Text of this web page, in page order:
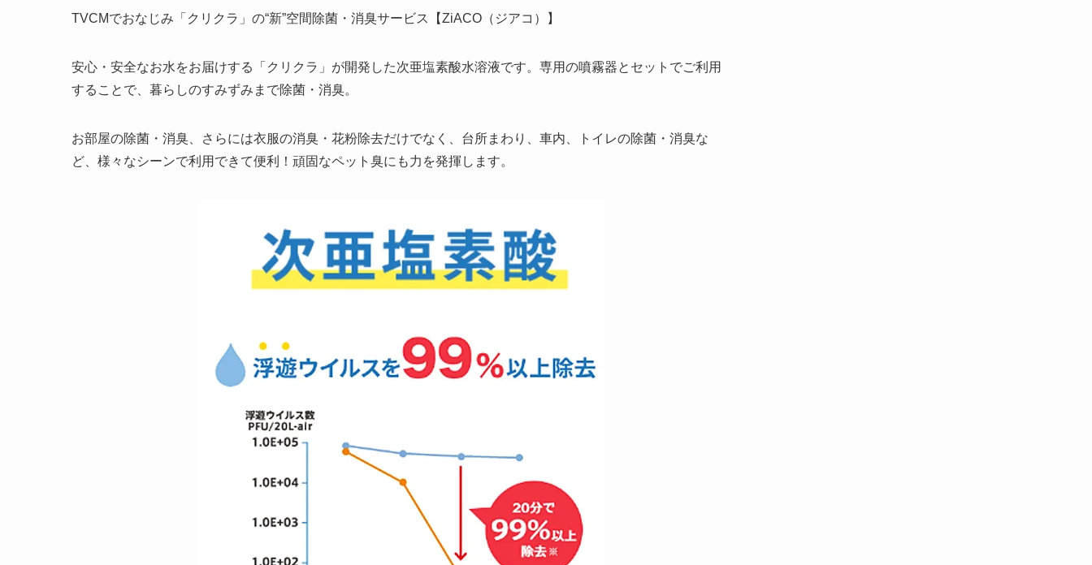
TVCMでおなじみ「クリクラ」の“新”空間除菌・消臭サービス【ZiACO（ジアコ）】
安心・安全なお水をお届けする「クリクラ」が開発した次亜塩素酸水溶液です。専用の噴霧器とセットでご利用
することで、暮らしのすみずみまで除菌・消臭。
お部屋の除菌・消臭、さらには衣服の消臭・花粉除去だけでなく、台所まわり、車内、トイレの除菌・消臭な
ど、様々なシーンで利用できて便利！頑固なペット臭にも力を発揮します。